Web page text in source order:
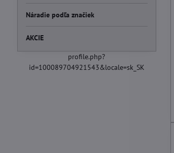
Náradie podľa značiek
AKCIE
profile.php?
id=100089704921543&locale=sk_SK